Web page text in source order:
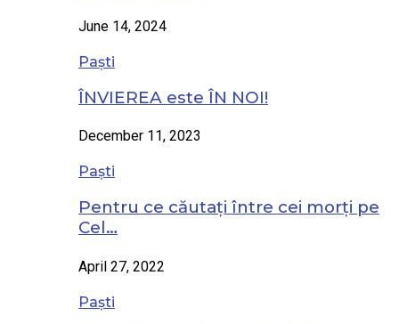
June 14, 2024
Paști
ÎNVIEREA este ÎN NOI!
December 11, 2023
Paști
Pentru ce căutați între cei morți pe
Cel…
April 27, 2022
Paști